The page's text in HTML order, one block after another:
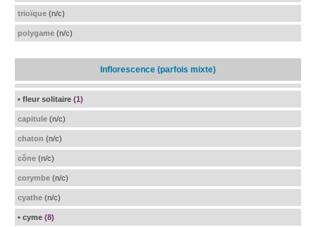
trioïque (n/c)
polygame (n/c)
Inflorescence (parfois mixte)
• fleur solitaire (1)
capitule (n/c)
chaton (n/c)
cône (n/c)
corymbe (n/c)
cyathe (n/c)
• cyme (8)